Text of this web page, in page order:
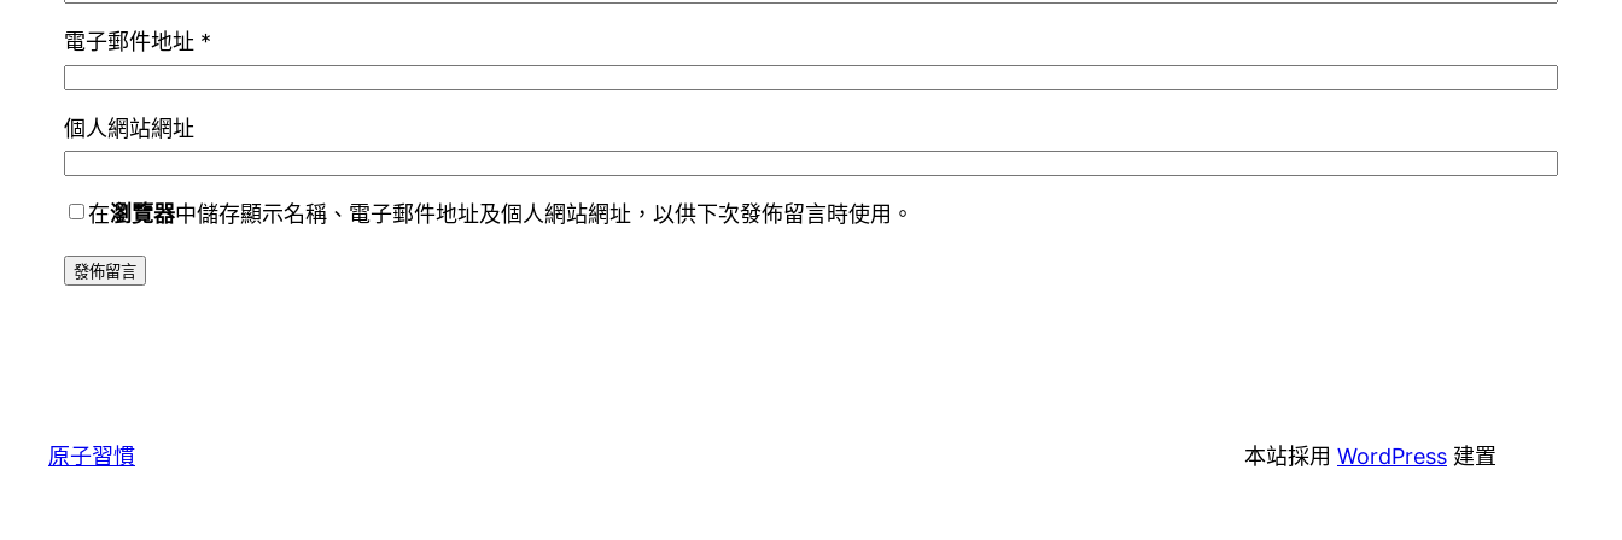
電子郵件地址 *
個人網站網址
在瀏覽器中儲存顯示名稱、電子郵件地址及個人網站網址，以供下次發佈留言時使用。
原子習慣 本站採用 WordPress 建置